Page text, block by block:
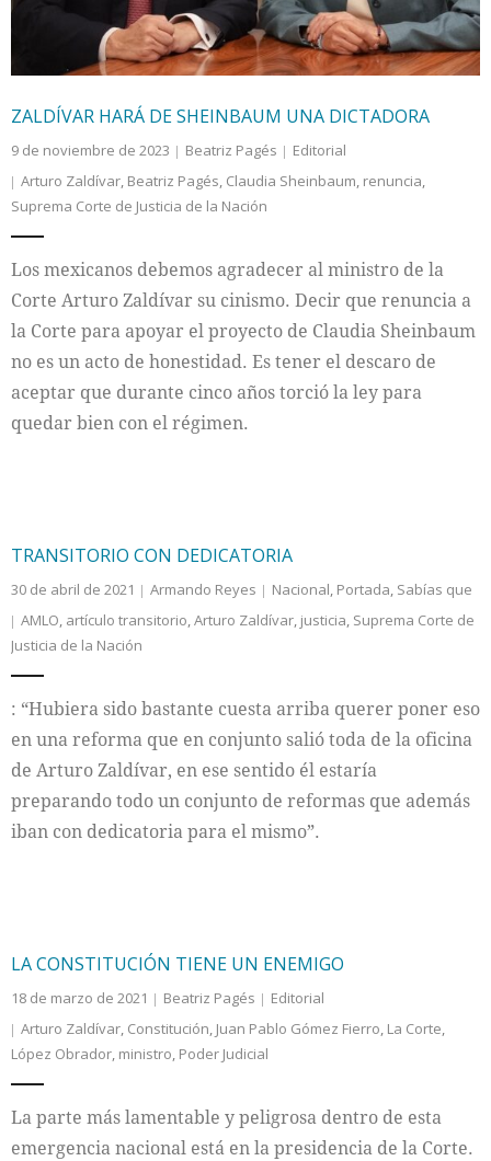
ZALDÍVAR HARÁ DE SHEINBAUM UNA DICTADORA
9 de noviembre de 2023 Beatriz Pagés
Editorial
Arturo Zaldívar, Beatriz Pagés, Claudia Sheinbaum, renuncia,
Suprema Corte de Justicia de la Nación
Los mexicanos debemos agradecer al ministro de la
Corte Arturo Zaldívar su cinismo. Decir que renuncia a
la Corte para apoyar el proyecto de Claudia Sheinbaum
no es un acto de honestidad. Es tener el descaro de
aceptar que durante cinco años torció la ley para
quedar bien con el régimen.
TRANSITORIO CON DEDICATORIA
30 de abril de 2021 Armando Reyes Nacional, Portada, Sabías que
AMLO, artículo transitorio,Arturo Zaldívar, justicia, Suprema Corte de
Justicia de la Nación
: “Hubiera sido bastante cuesta arriba querer poner eso
en una reforma que en conjunto salió toda de la oficina
de Arturo Zaldívar, en ese sentido él estaría
preparando todo un conjunto de reformas que además
iban con dedicatoria para el mismo”.
LA CONSTITUCIÓN TIENE UN ENEMIGO
18 de marzo de 2021 Beatriz Pagés
Editorial
Arturo Zaldívar, Constitución, Juan Pablo Gómez Fierro, La Corte,
López Obrador, ministro, Poder Judicial
La parte más lamentable y peligrosa dentro de esta
emergencia nacional está en la presidencia de la Corte.